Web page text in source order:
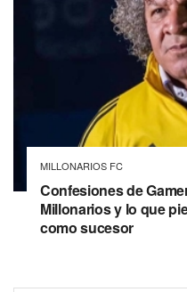
MILLONARIOS FC
Confesiones de
Millonarios y lo que
como sucesor